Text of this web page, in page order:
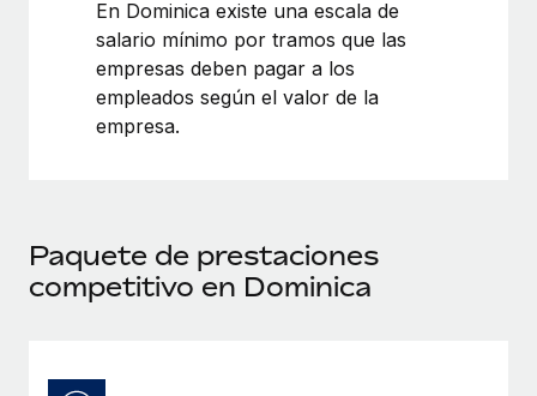
Movilidad y reubicación
Reubica a los empleados con facilidad.
Prestaciones
Integraciones con Gusto y Xero y Contractor
Management Plus
La misión de Remote sigue siendo ayudar a empresas de
todos los tamaños a contratar, gestionar y...
con Remote
Gestionar las nóminas internamente es complicado. Tardas
Más información
En Dominica existe una escala de
salario mínimo por tramos que las
empresas deben pagar a los
empleados según el valor de la
empresa.
Paquete de prestaciones
competitivo en Dominica